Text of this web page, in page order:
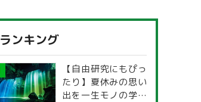
ランキング
【自由研究にもぴっ
たり】夏休みの思い
出を一生モノの学び